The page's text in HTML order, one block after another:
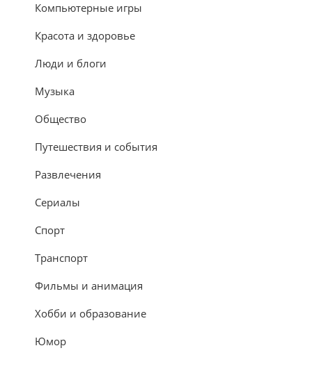
Компьютерные игры
Красота и здоровье
Люди и блоги
Музыка
Общество
Путешествия и события
Развлечения
Сериалы
Спорт
Транспорт
Фильмы и анимация
Хобби и образование
Юмор